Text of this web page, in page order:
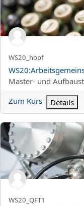
Kurzer Kursname
WS20_hopf
Kursname
Kursbereich
Master- und
Zum Kurs
Details
Kurzer Kursname
WS20_QFT1